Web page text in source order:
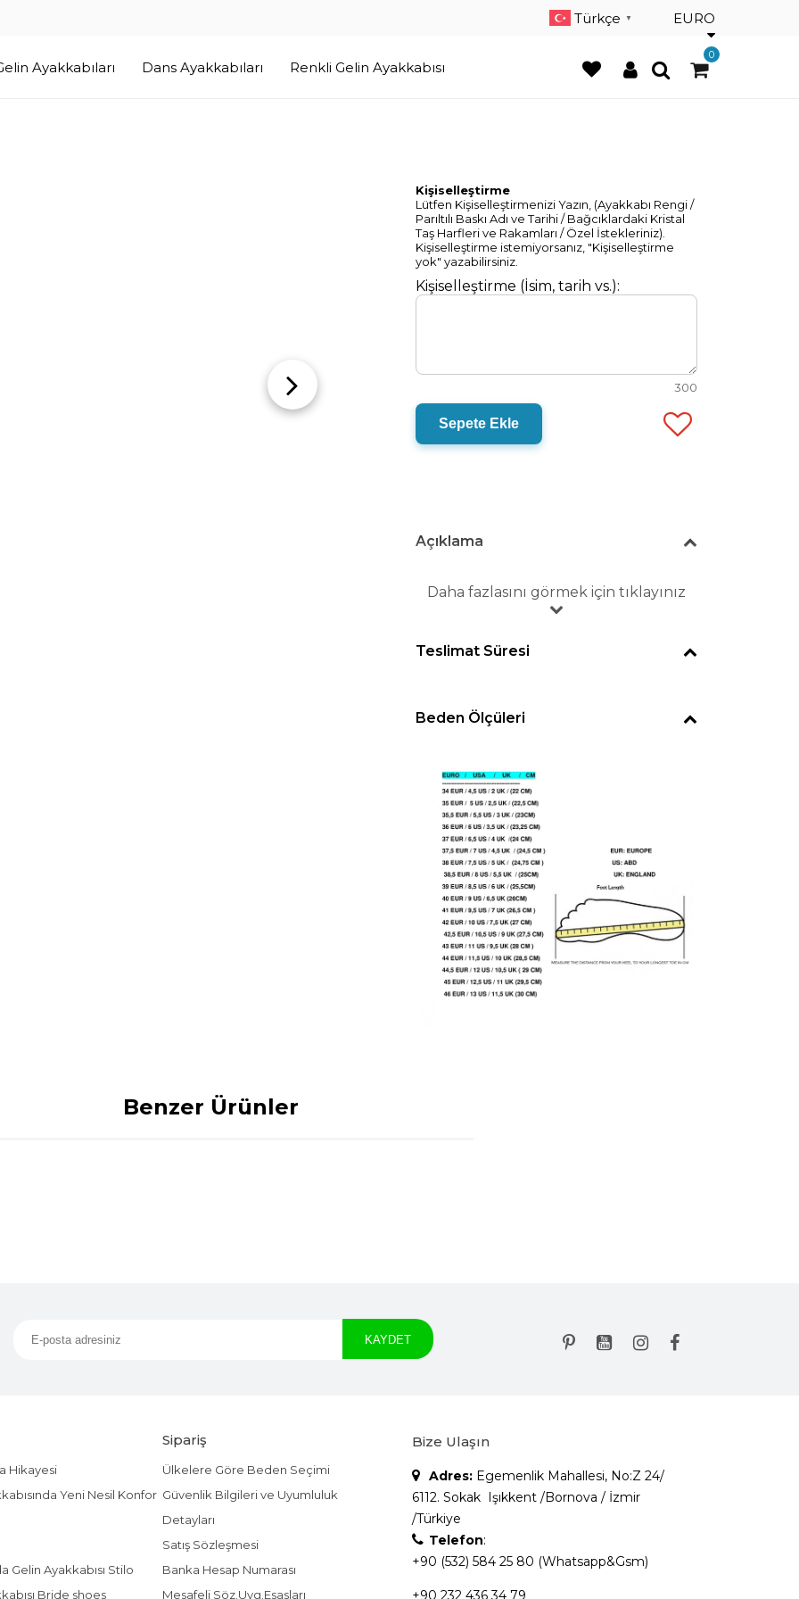
EURO
Türkçe ▼
Ayakkabıları Dans Ayakkabıları Renkli Gelin Ayakkabısı
0
Kişiselleştirme
Lütfen Kişiselleştirmenizi Yazın, (Ayakkabı Rengi /
Parıltılı Baskı Adı ve Tarihi / Bağcıklardaki Kristal
Taş Harfleri ve Rakamları / Özel İstekleriniz).
Kişiselleştirme istemiyorsanız, "Kişiselleştirme
yok" yazabilirsiniz.
Kişiselleştirme (İsim, tarih vs.):
300
Sepete Ekle
Açıklama
Daha fazlasını görmek için tıklayınız
Teslimat Süresi
Beden Ölçüleri
Benzer Ürünler
Hikayesi
Yeni Nesil Konfor
Gelin Ayakkabısı Stilo
Bride shoes
Sipariş
Ülkelere Göre Beden Seçimi
Güvenlik Bilgileri ve Uyumluluk
Detayları
Satış Sözleşmesi
Banka Hesap Numarası
Mesafeli Söz.Uyg.Esasları
Bize Ulaşın
Adres: Egemenlik Mahallesi, No:Z 24/
6112. Sokak Işıkkent /Bornova / İzmir
/Türkiye
Telefon:
+90 (532) 584 25 80 (Whatsapp&Gsm)
+90 232 436 34 79